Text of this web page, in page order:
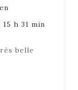
h 31 min
belle